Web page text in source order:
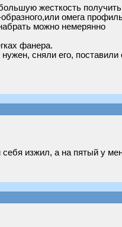
жесткость получить
омега
можно немерянно
фанера.
сняли его,
изжил, а на пятый у